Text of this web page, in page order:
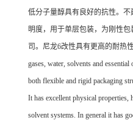
低分子量醇具有良好的抗性。
明度，用于单层包装，为刚性
司。尼龙6改性具有更高的耐热性
gases, water, solvents and
both flexible and rigid packaging
It has excellent physical properties,
solvent systems. In general it has